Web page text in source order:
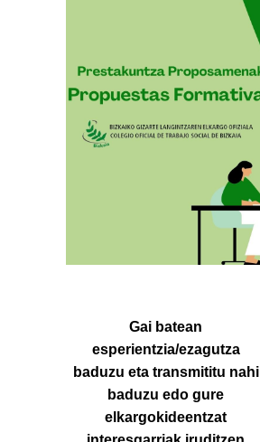
Gai batean
esperientzia/ezagutza
baduzu eta transmititu nahi
baduzu edo gure
elkargokideentzat